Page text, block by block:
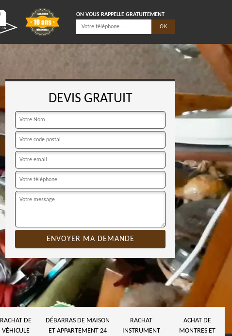
ON VOUS RAPPELLE GRATUITEMENT
DEVIS GRATUIT
RACHAT DE
VÉHICULE
DÉBARRAS DE MAISON
ET APPARTEMENT 24
RACHAT
INSTRUMENT
ACHAT DE
MONTRES ET